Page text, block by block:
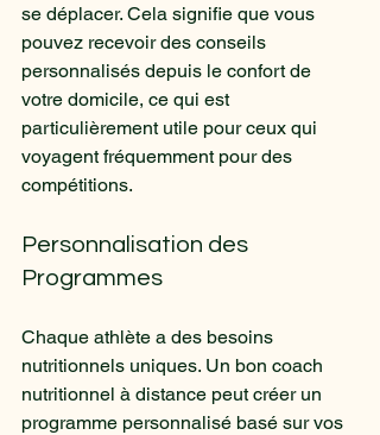
se déplacer. Cela signifie que vous
pouvez recevoir des conseils
personnalisés depuis le confort de
votre domicile, ce qui est
particulièrement utile pour ceux qui
voyagent fréquemment pour des
compétitions.
Personnalisation des
Programmes
Chaque athlète a des besoins
nutritionnels uniques. Un bon coach
nutritionnel à distance peut créer un
programme personnalisé basé sur vos